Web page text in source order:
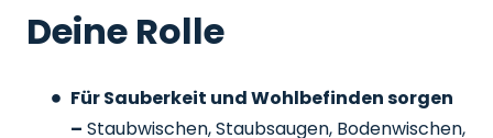
Deine Rolle
Für Sauberkeit und Wohlbefinden sorgen
– Staubwischen, Staubsaugen, Bodenwischen,